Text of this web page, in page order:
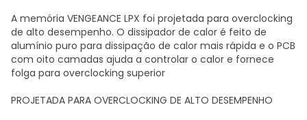
A memória VENGEANCE LPX foi projetada para overclocking
de alto desempenho. O dissipador de calor é feito de
alumínio puro para dissipação de calor mais rápida e o PCB
com oito camadas ajuda a controlar o calor e fornece
folga para overclocking superior
PROJETADA PARA OVERCLOCKING DE ALTO DESEMPENHO